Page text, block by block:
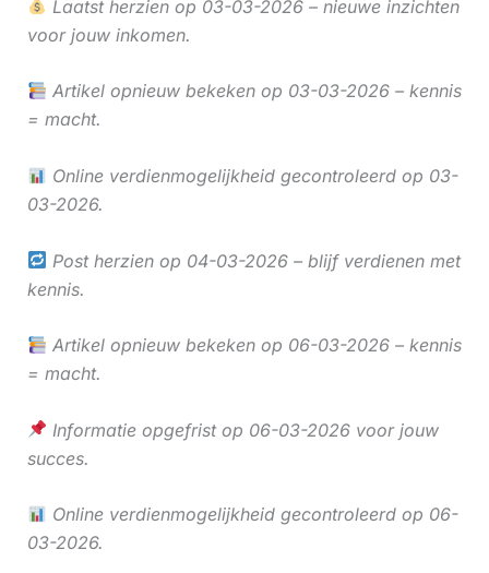
Laatst herzien op 03-03-2026 – nieuwe inzichten
voor jouw inkomen.
Artikel opnieuw bekeken op 03-03-2026 – kennis
= macht.
Online verdienmogelijkheid gecontroleerd op 03-
03-2026.
Post herzien op 04-03-2026 – blijf verdienen met
kennis.
Artikel opnieuw bekeken op 06-03-2026 – kennis
= macht.
Informatie opgefrist op 06-03-2026 voor jouw
succes.
Online verdienmogelijkheid gecontroleerd op 06-
03-2026.